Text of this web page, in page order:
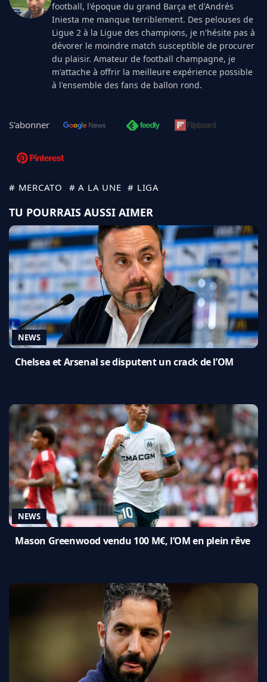
football, l'époque du grand Barça et d'Andrés
Iniesta me manque terriblement. Des pelouses de
Ligue 2 à la Ligue des champions, je n'hésite pas à
dévorer le moindre match susceptible de procurer
du plaisir. Amateur de football champagne, je
m'attache à offrir la meilleure expérience possible
à l'ensemble des fans de ballon rond.
S'abonner
# MERCATO # A LA UNE # LIGA
TU POURRAIS AUSSI AIMER
NEWS
Chelsea et Arsenal se disputent un crack de l’OM
NEWS
Mason Greenwood vendu 100 M€, l’OM en plein rêve